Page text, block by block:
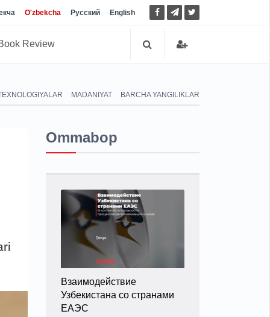
O'zbekcha Русский English
Review
MADANIYAT BARCHA YANGILIKLAR
Ommabop
Взаимодействие
Узбекистана со странами
ЕАЭС